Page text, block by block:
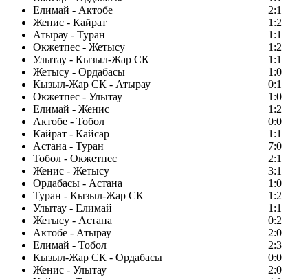
Елимай - Актобе
2:1
Женис - Кайрат
1:2
Атырау - Туран
1:1
Окжетпес - Жетысу
1:2
Улытау - Кызыл-Жар СК
1:1
Жетысу - Ордабасы
1:0
Кызыл-Жар СК - Атырау
0:1
Окжетпес - Улытау
1:0
Елимай - Женис
1:2
Актобе - Тобол
0:0
Кайрат - Кайсар
1:1
Астана - Туран
7:0
Тобол - Окжетпес
2:1
Женис - Жетысу
3:1
Ордабасы - Астана
1:0
Туран - Кызыл-Жар СК
1:2
Улытау - Елимай
1:1
Жетысу - Астана
0:2
Актобе - Атырау
2:0
Елимай - Тобол
2:3
Кызыл-Жар СК - Ордабасы
0:0
Женис - Улытау
2:0